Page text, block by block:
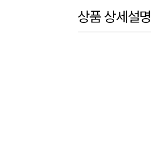
상품 상세설명